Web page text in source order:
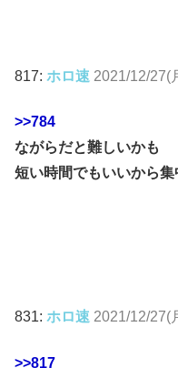
817: ホロ速 2021/12/27(
>>784
ながらだと難しいかも
短い時間でもいいから集
831: ホロ速 2021/12/27(
>>817